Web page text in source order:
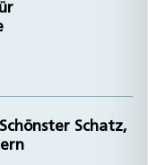
Schatz,